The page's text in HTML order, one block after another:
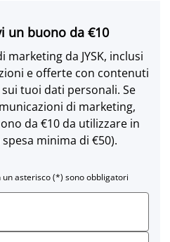
un buono da €10
marketing da JYSK, inclusi
e offerte con contenuti
tuoi dati personali. Se
di marketing,
da €10 da utilizzare in
minima di €50).
asterisco (*) sono obbligatori